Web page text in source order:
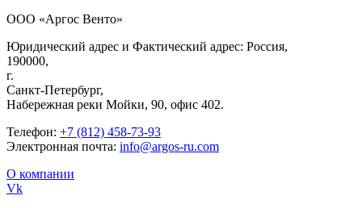
ООО «Аргос Венто»
Юридический адрес и Фактический адрес: Россия,
190000,
г.
Санкт-Петербург,
Набережная реки Мойки, 90, офис 402.
Телефон: +7 (812) 458-73-93
Электронная почта: info@argos-ru.com
О компании
Vk